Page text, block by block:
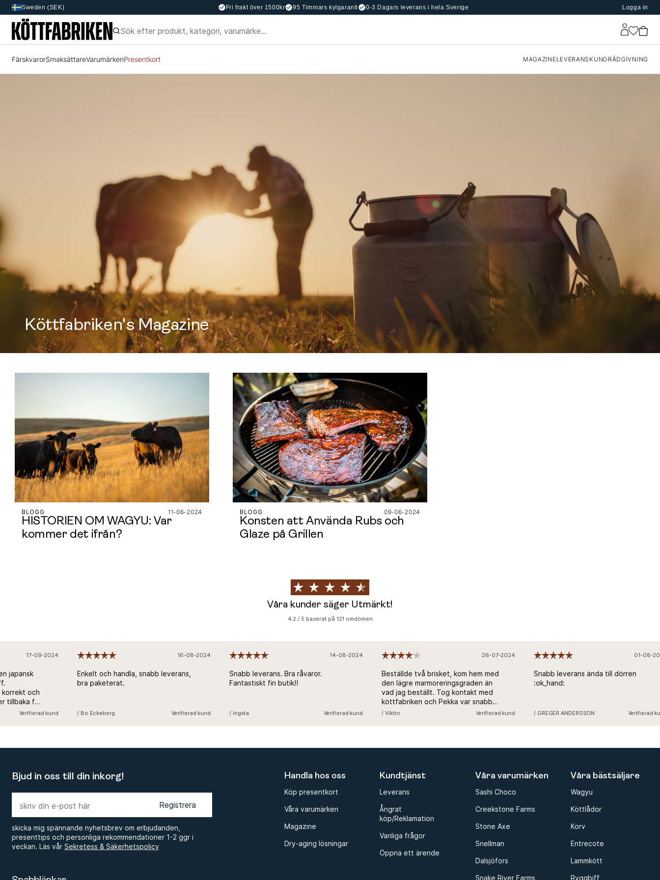
Sweden (SEK) Fri frakt över 1500kr 95 Timmars kylgaranti 0-3 Dagars leverans i hela Sverige Logga in
FärskvarorSmaksättareVarumärkenPresentkort MAGAZINELEVERANS KUNDRÅDGIVNING
Köttfabriken's Magazine
BLOGG 11-06-2024
HISTORIEN OM WAGYU: Var
kommer det ifrån?
BLOGG 09-06-2024
Konsten att Använda Rubs och
Glaze på Grillen
Våra kunder säger Utmärkt!
4.2 / 5 baserat på 121 omdömen
17-09-2024
och
för
Verifierad kund
16-08-2024
Enkelt och handla, snabb leverans,
bra paketerat.
/ Bo Eckeberg Verifierad kund
14-08-2024
Snabb leverans. Bra råvaror.
Fantastiskt fin butik!!
/ Ingela Verifierad kund
26-07-2024
Beställde två brisket, kom hem med
den lägre marmoreringsgraden än
vad jag beställt. Tog kontakt med
köttfabriken och Pekka var snabb
med att erkänna felet och
/ Viktor Verifierad kund
01-08-2024
Snabb leverans ända till dörren
:ok_hand:
/ GREGER ANDERSSON Verifierad kund
Bjud in oss till din inkorg!
Registrera
skicka mig spännande nyhetsbrev om erbjudanden,
presenttips och personliga rekommendationer 1-2 ggr i
veckan. Läs vår Sekretess & Säkerhetspolicy
Handla hos oss
Köp presentkort
Våra varumärken
Magazine
Dry-aging lösningar
Kundtjänst
Leverans
Ångrat
köp/Reklamation
Vanliga frågor
Öppna ett ärende
Våra varumärken
Sashi Choco
Creekstone Farms
Stone Axe
Snellman
Dalsjöfors
Snake River Farms
Våra bästsäljare
Wagyu
Köttlådor
Korv
Entrecote
Lammkött
Ryggbiff